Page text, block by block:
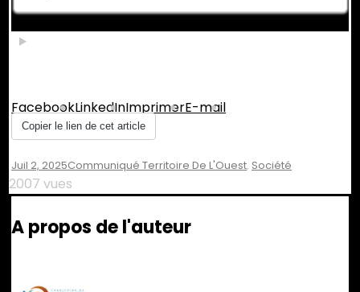
FacebookLinkedInImprimerE-mail
Copier le lien de cet article
Juil 2, 2025Communiqué Territoire De L'Ouest, Société
2007 vues
A propos de l'auteur